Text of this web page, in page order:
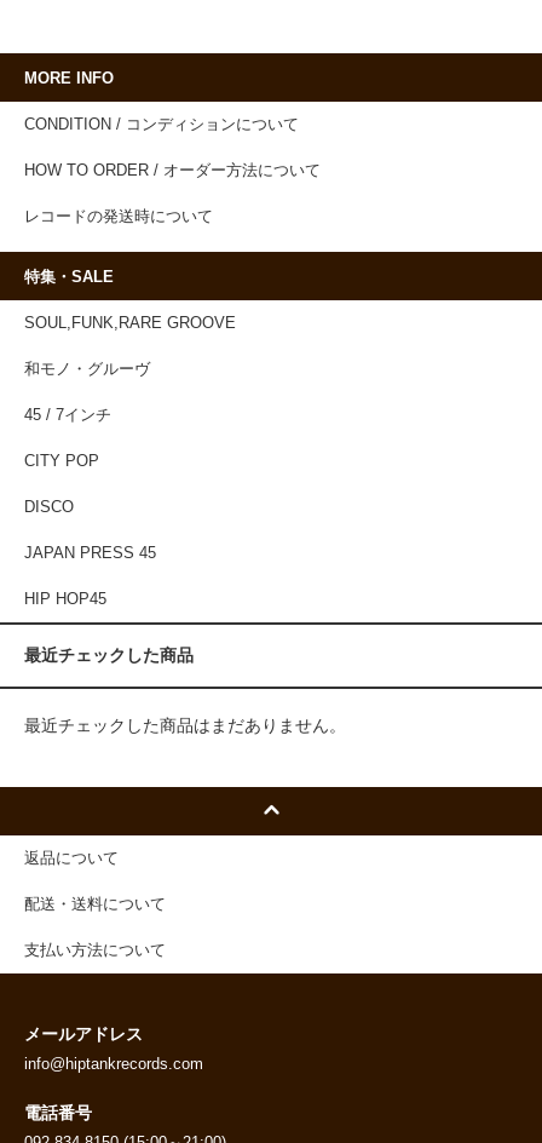
MORE INFO
CONDITION / コンディションについて
HOW TO ORDER / オーダー方法について
レコードの発送時について
特集・SALE
SOUL,FUNK,RARE GROOVE
和モノ・グルーヴ
45 / 7インチ
CITY POP
DISCO
JAPAN PRESS 45
HIP HOP45
最近チェックした商品
最近チェックした商品はまだありません。
返品について
配送・送料について
支払い方法について
メールアドレス
info@hiptankrecords.com
電話番号